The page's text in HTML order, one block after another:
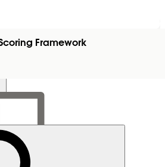
Framework